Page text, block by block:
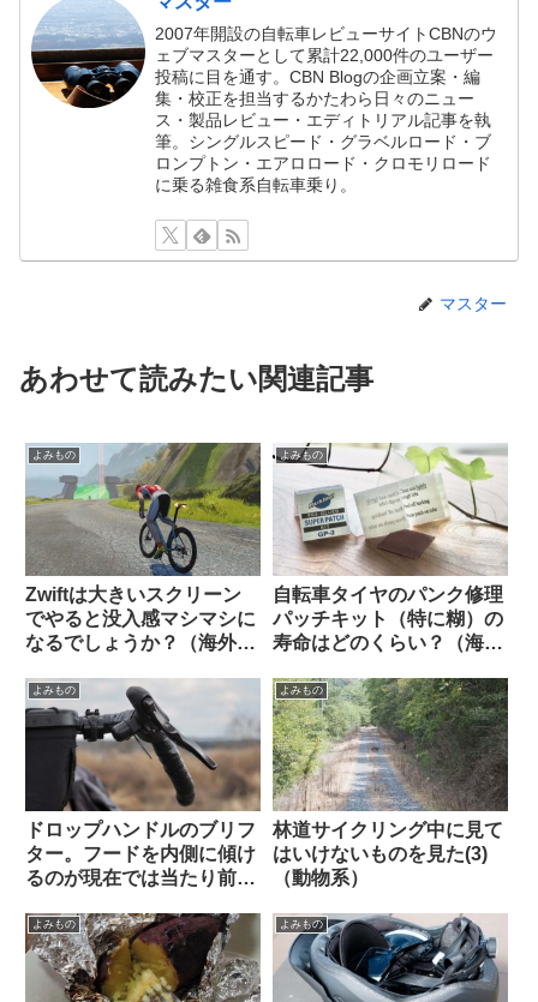
2007年開設の自転車レビューサイトCBNのウ
ェブマスターとして累計22,000件のユーザー
投稿に目を通す。CBN Blogの企画立案・編
集・校正を担当するかたわら日々のニュー
ス・製品レビュー・エディトリアル記事を執
筆。シングルスピード・グラベルロード・ブ
ロンプトン・エアロロード・クロモリロード
に乗る雑食系自転車乗り。
マスター
あわせて読みたい関連記事
よみもの
Zwiftは大きいスクリーン
でやると没入感マシマシに
なるでしょうか？（海外掲
よみもの
自転車タイヤのパンク修理
パッチキット（特に糊）の
寿命はどのくらい？（海外
よみもの
ドロップハンドルのブリフ
ター。フードを内側に傾け
るのが現在では当たり前？
よみもの
林道サイクリング中に見て
はいけないものを見た(3)
（動物系）
よみもの よみもの